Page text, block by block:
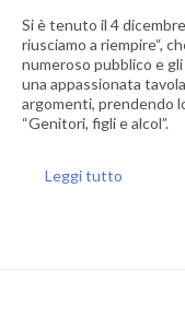
Si è tenuto il 4
riusciamo a riempire“,
numeroso pubblico e
una appassionata
argomenti, prendendo
“Genitori, figli e alcol”.
Leggi tutto